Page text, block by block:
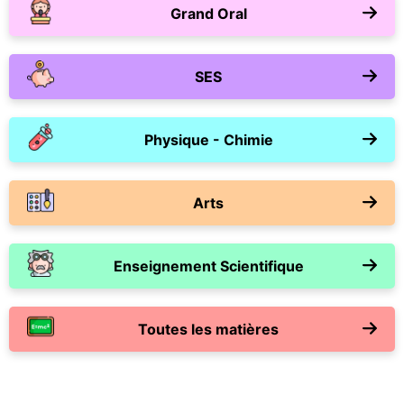
Grand Oral
SES
Physique - Chimie
Arts
Enseignement Scientifique
Toutes les matières